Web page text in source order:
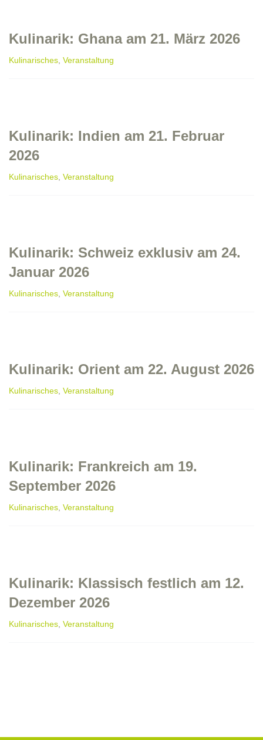
Kulinarik: Ghana am 21. März 2026
Kulinarisches, Veranstaltung
Kulinarik: Indien am 21. Februar
2026
Kulinarisches, Veranstaltung
Kulinarik: Schweiz exklusiv am 24.
Januar 2026
Kulinarisches, Veranstaltung
Kulinarik: Orient am 22. August 2026
Kulinarisches, Veranstaltung
Kulinarik: Frankreich am 19.
September 2026
Kulinarisches, Veranstaltung
Kulinarik: Klassisch festlich am 12.
Dezember 2026
Kulinarisches, Veranstaltung